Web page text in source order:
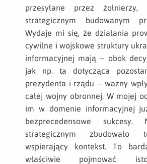
przesyłane przez
strategicznym budowanym
Wydaje mi się, że działania
cywilne i wojskowe struktury
informacyjnej mają – obok
jak np. ta dotycząca
prezydenta i rządu – ważny
całej wojny obronnej. W mojej
im w domenie informacyjnej
bezprecedensowe sukcesy.
strategicznym zbudowało
wspierający kontekst. To
właściwie pojmować